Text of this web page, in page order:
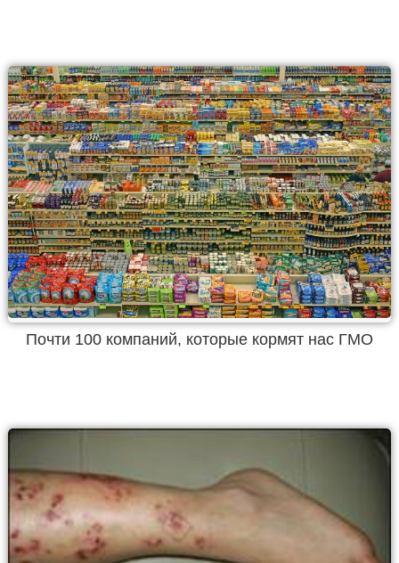
Почти 100 компаний, которые кормят нас ГМО